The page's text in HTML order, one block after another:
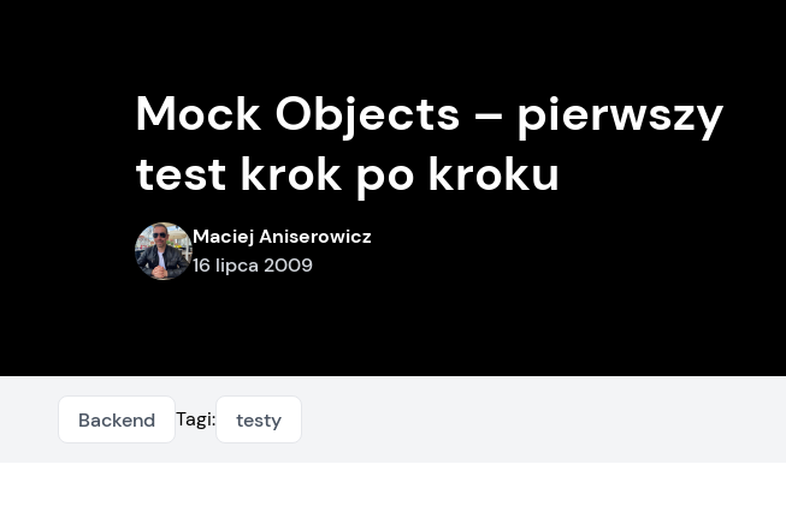
Mock Objects – pierwszy
test krok po kroku
Maciej Aniserowicz
16 lipca 2009
Backend Tagi: testy